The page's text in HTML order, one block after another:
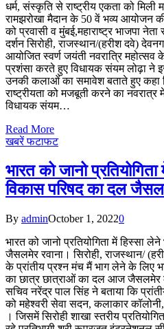
धर्म, संस्कृति से राष्ट्रीय एकता को मिली
रामझरोखा मैदान के 50 वें भव्य आयोजन
को प्रवासी व मुंबई,महाराष्ट्र भाजपा
दर्शन सिरोही, राजस्थान/(हरीश दवे)
आयोजित स्वर्ण जयंती नवरात्रि महोत्सव
प्रशंसा करते हुए विधायक संयम लोढ़ा ने
उनकी कलाओं का समावेश बताते हुए
राष्ट्रीयता को मजबूती करने का
विधायक संयम…
Read More
खबरें फटाफट
भारत को जानो
विकास परिषद का दल
By adminOctober 1, 20220
भारत को जानो प्रतियोगिता में हिस्सा
जैसलमेर रवाना। सिरोही, राजस्थान/
के प्रांतीय प्रश्न मंच मैं भाग लेने के लिए
का छात्र छात्राओं का दल आज जैसलमेर
सचिव नरेंद्र पाल सिंह ने बताया कि
को महेश्वरी सेवा सदन, कलाकार
। जिसमें सिरोही शाखा स्तरीय